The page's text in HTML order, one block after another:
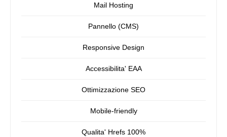
Mail Hosting
Pannello (CMS)
Responsive Design
Accessibilita' EAA
Ottimizzazione SEO
Mobile-friendly
Qualita' Hrefs 100%